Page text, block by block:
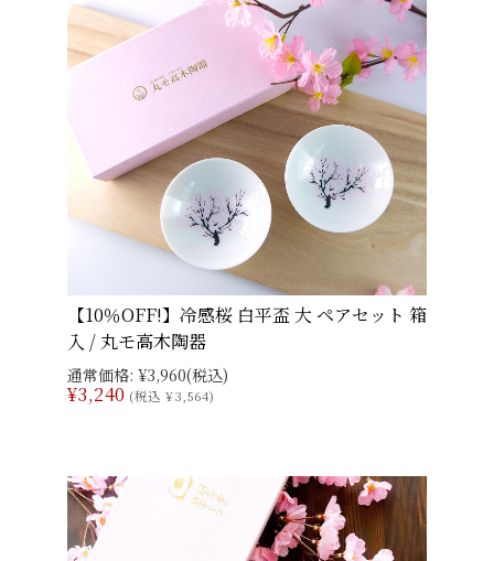
【10％OFF!】冷感桜 白平盃 大 ペアセット 箱
入 / 丸モ高木陶器
通常価格: ¥3,960(税込)
¥3,240 (税込 ¥3,564)